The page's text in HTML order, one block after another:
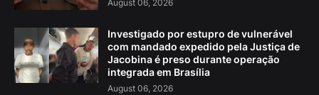
August 06, 2026
Investigado por estupro de vulnerável
com mandado expedido pela Justiça de
Jacobina é preso durante operação
integrada em Brasília
August 06, 2026